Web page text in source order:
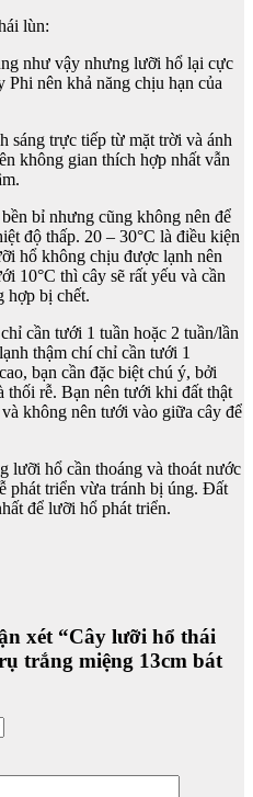
lùn:
như vậy nhưng lưỡi hổ lại cực
nên khả năng chịu hạn của
sáng trực tiếp từ mặt trời và ánh
không gian thích hợp nhất vẫn
bỉ nhưng cũng không nên để
độ thấp. 20 – 30°C là điều kiện
hổ không chịu được lạnh nên
10°C thì cây sẽ rất yếu và cần
hợp bị chết.
cần tưới 1 tuần hoặc 2 tuần/lần
thậm chí chỉ cần tưới 1
bạn cần đặc biệt chú ý, bởi
thối rễ. Bạn nên tưới khi đất thật
không nên tưới vào giữa cây để
lưỡi hổ cần thoáng và thoát nước
phát triển vừa tránh bị úng. Đất
để lưỡi hổ phát triển.
xét “Cây lưỡi hổ thái
trắng miệng 13cm bát